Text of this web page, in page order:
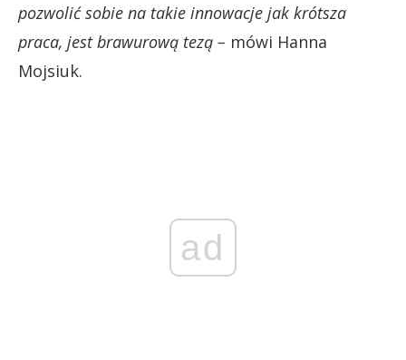
pozwolić sobie na takie innowacje jak krótsza
praca, jest brawurową tezą – mówi Hanna
Mojsiuk.
ad